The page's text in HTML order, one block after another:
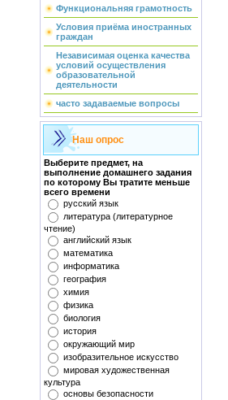
Функциональняя грамотность
Условия приёма иностранных
граждан
Независимая оценка качества
условий осуществления
образовательной
деятельности
часто задаваемые вопросы
Наш опрос
Выберите предмет, на
выполнение домашнего задания
по которому Вы тратите меньше
всего времени
русский язык
литература (литературное
чтение)
английский язык
математика
информатика
география
химия
физика
биология
история
окружающий мир
изобразительное искусство
мировая художественная
культура
основы безопасности